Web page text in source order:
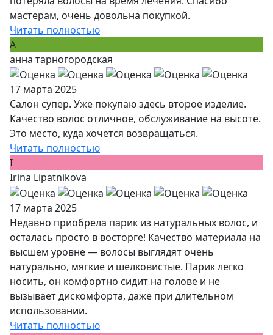
мастерам, очень довольна покупкой.
Читать полностью
А
анна тарногородская
17 марта 2025
Салон супер. Уже покупаю здесь второе изделие.
Качество волос отличное, обслуживание на высоте.
Это место, куда хочется возвращаться.
Читать полностью
I
Irina Lipatnikova
17 марта 2025
Недавно приобрела парик из натуральных волос, и
осталась просто в восторге! Качество материала на
высшем уровне — волосы выглядят очень
натурально, мягкие и шелковистые. Парик легко
носить, он комфортно сидит на голове и не
вызывает дискомфорта, даже при длительном
использовании.
Читать полностью